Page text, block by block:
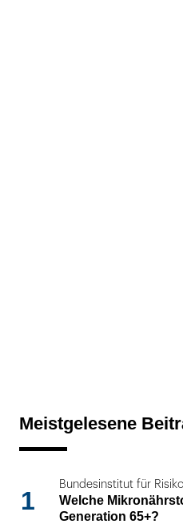
Meistgelesene
1
Bundesinstitut für
Welche
Generation 65+?